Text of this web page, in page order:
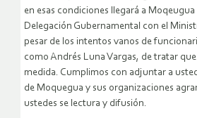
en esas condiciones llegará a Moqeugua
Delegación Gubernamental con el
pesar de los intentos vanos de
como Andrés Luna Vargas, de tratar que
medida. Cumplimos con adjuntar a
de Moquegua y sus organizaciones
ustedes se lectura y difusión.